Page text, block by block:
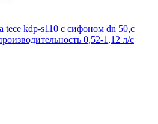
tece kdp-s110 с сифоном dn 50,с
0,52-1,12 л/с